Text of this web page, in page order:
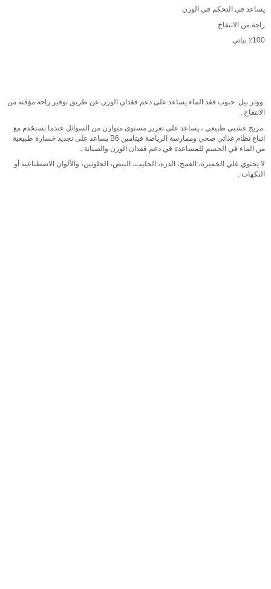
يساعد في التحكم في الوزن
راحة من الانتفاخ
100٪ نباتي
ووتر بيل حبوب فقد الماء يساعد على دعم فقدان الوزن عن طريق توفير راحة مؤقتة من
الانتفاخ .
مزيج عشبي طبيعي ، يساعد على تعزيز مستوى متوازن من السوائل عندما تستخدم مع
اتباع نظام غذائي صحي وممارسة الرياضة فيتامين B6 يساعد على تجديد خسارة طبيعية
من الماء في الجسم للمساعدة في دعم فقدان الوزن والصيانة .
لا يحتوي علي الخميرة، القمح، الذرة، الحليب، البيض، الجلوتين، والألوان الاصطناعية أو
النكهات .